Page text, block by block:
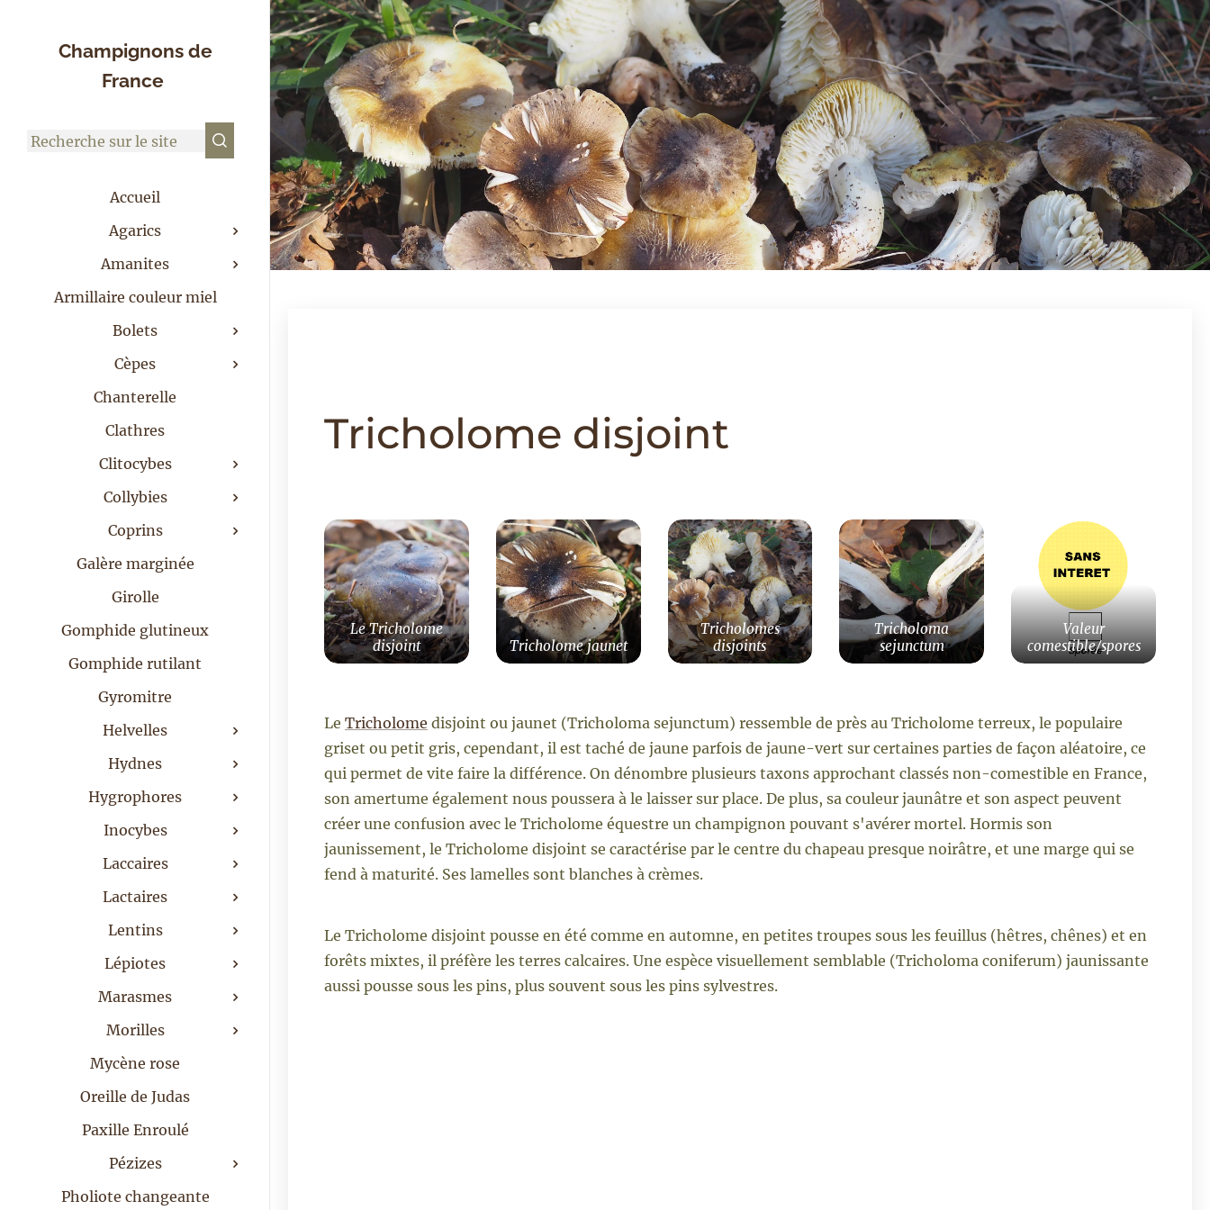
Champignons de
France
Accueil
Agarics
Amanites
Armillaire couleur miel
Bolets
Cèpes
Chanterelle
Clathres
Clitocybes
Collybies
Coprins
Galère marginée
Girolle
Gomphide glutineux
Gomphide rutilant
Gyromitre
Helvelles
Hydnes
Hygrophores
Inocybes
Laccaires
Lactaires
Lentins
Lépiotes
Marasmes
Morilles
Mycène rose
Oreille de Judas
Paxille Enroulé
Pézizes
Pholiote changeante
Tricholome disjoint
Le Tricholome
disjoint
Tricholome jaunet
Tricholomes
disjoints
Tricholoma
sejunctum
Valeur
comestible/spores
Le Tricholome disjoint ou jaunet (Tricholoma sejunctum) ressemble de près au Tricholome terreux, le populaire
griset ou petit gris, cependant, il est taché de jaune parfois de jaune-vert sur certaines parties de façon aléatoire, ce
qui permet de vite faire la différence. On dénombre plusieurs taxons approchant classés non-comestible en France,
son amertume également nous poussera à le laisser sur place. De plus, sa couleur jaunâtre et son aspect peuvent
créer une confusion avec le Tricholome équestre un champignon pouvant s'avérer mortel. Hormis son
jaunissement, le Tricholome disjoint se caractérise par le centre du chapeau presque noirâtre, et une marge qui se
fend à maturité. Ses lamelles sont blanches à crèmes.
Le Tricholome disjoint pousse en été comme en automne, en petites troupes sous les feuillus (hêtres, chênes) et en
forêts mixtes, il préfère les terres calcaires. Une espèce visuellement semblable (Tricholoma coniferum) jaunissante
aussi pousse sous les pins, plus souvent sous les pins sylvestres.